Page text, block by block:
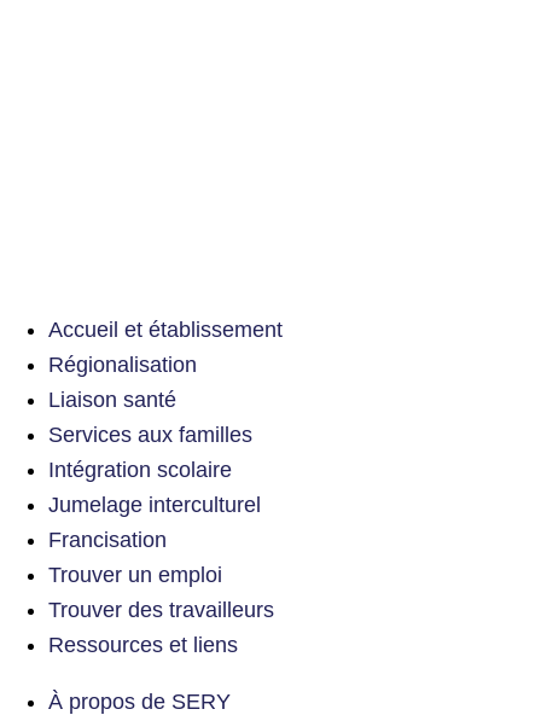
Accueil et établissement
Régionalisation
Liaison santé
Services aux familles
Intégration scolaire
Jumelage interculturel
Francisation
Trouver un emploi
Trouver des travailleurs
Ressources et liens
À propos de SERY